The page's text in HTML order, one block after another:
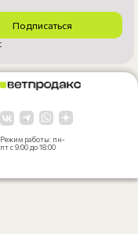
Подписаться
Режим работы: пн-
пт с 9:00 до 18:00